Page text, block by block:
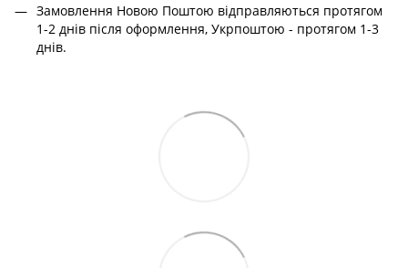
Замовлення Новою Поштою відправляються протягом
1-2 днів після оформлення, Укрпоштою - протягом 1-3
днів.